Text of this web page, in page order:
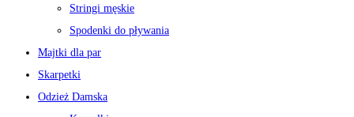
Stringi męskie
Spodenki do pływania
Majtki dla par
Skarpetki
Odzież Damska